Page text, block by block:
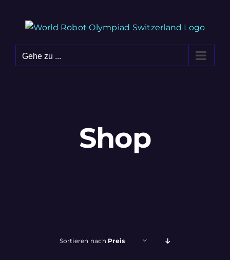
Gehe zu ...
Shop
Sortieren nach Preis